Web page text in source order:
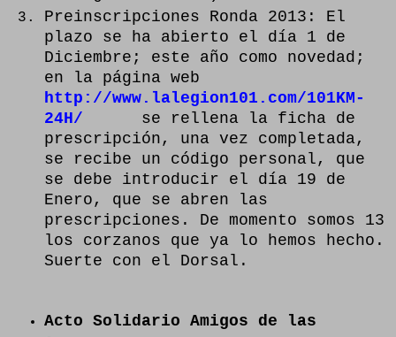
Preinscripciones Ronda 2013: El
plazo se ha abierto el día 1 de
Diciembre; este año como novedad;
en la página web
http://www.lalegion101.com/101KM-
24H/
se rellena la ficha de
prescripción, una vez completada,
se recibe un código personal, que
se debe introducir el día 19 de
Enero, que se abren las
prescripciones. De momento somos 13
los corzanos que ya lo hemos hecho.
Suerte con el Dorsal.
Acto Solidario Amigos de las